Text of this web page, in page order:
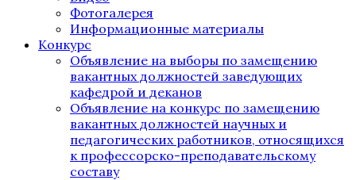
Фотогалерея
Информационные материалы
Конкурс
Объявление на выборы по замещению
вакантных должностей заведующих
кафедрой и деканов
Объявление на конкурс по замещению
вакантных должностей научных и
педагогических работников, относящихся
к профессорско-преподавательскому
составу